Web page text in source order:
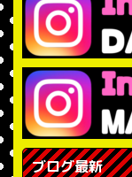
ブログ最新